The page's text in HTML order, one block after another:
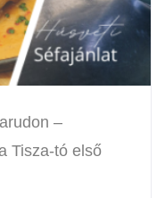
–
Tisza-tó első